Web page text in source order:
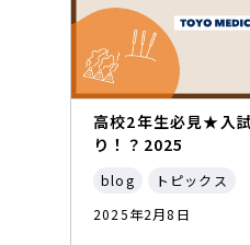
高校2年生必見★入
り！？2025
blog
トピックス
2025年2月8日